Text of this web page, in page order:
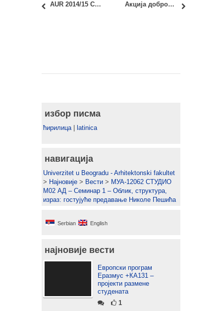
AUR 2014/15 City and Society: Selva Gürdoğan & Gregers Tang Thomsen [Superpool] Акција добровољног давања крви: 17.03.2015.
избор писма
ћирилица| latinica
навигација
Univerzitet u Beogradu - Arhitektonski fakultet
> Најновије > Вести > МУА-12062 СТУДИО
М02 АД – Семинар 1 – Облик, структура,
израз: гостујуће предавање Николе Пешића
Serbian English
најновије вести
Европски програм
Еразмус +КА131 –
пројекти размене
студената
1